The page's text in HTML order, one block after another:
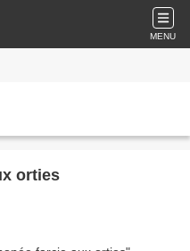
MENU
orties